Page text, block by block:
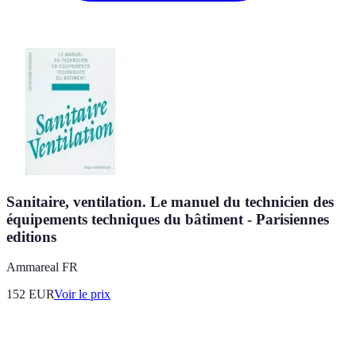
Sanitaire, ventilation. Le manuel du technicien des
équipements techniques du bâtiment - Parisiennes
editions
Ammareal FR
152 EURVoir le prix